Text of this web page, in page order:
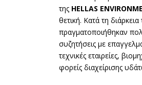
της HELLAS
θετική. Κατά τη
πραγματοποιήθηκαν
συζητήσεις με
τεχνικές εταιρείες,
φορείς διαχείρισης